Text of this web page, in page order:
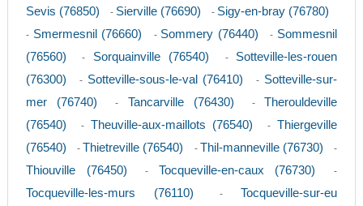
Sevis (76850) - Sierville (76690) - Sigy-en-bray (76780)
- Smermesnil (76660) - Sommery (76440) - Sommesnil
(76560)
- Sorquainville (76540) - Sotteville-les-rouen
(76300)
- Sotteville-sous-le-val (76410) - Sotteville-sur-
mer (76740)
- Tancarville (76430) - Therouldeville
(76540)
- Theuville-aux-maillots (76540) - Thiergeville
(76540)
- Thietreville (76540) - Thil-manneville (76730) -
Thiouville (76450) - Tocqueville-en-caux (76730) -
Tocqueville-les-murs (76110) - Tocqueville-sur-eu